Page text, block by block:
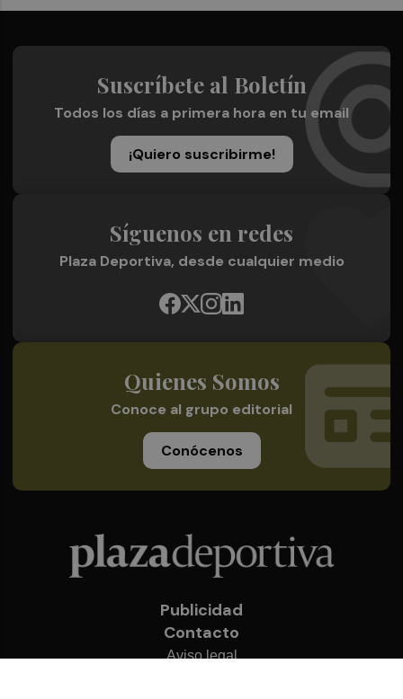
Suscríbete al Boletín
Todos los días a primera hora en tu email
¡Quiero suscribirme!
Síguenos en redes
Plaza Deportiva, desde cualquier medio
Quienes Somos
Conoce al grupo editorial
Conócenos
Publicidad
Contacto
Aviso legal